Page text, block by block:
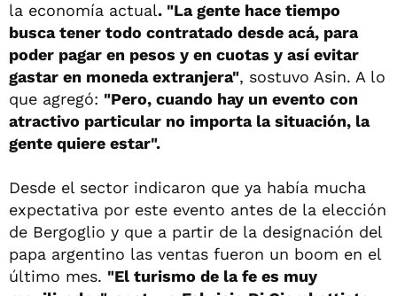
la economía actual. "La gente hace tiempo
busca tener todo contratado desde acá, para
poder pagar en pesos y en cuotas y así evitar
gastar en moneda extranjera", sostuvo Asin. A lo
que agregó: "Pero, cuando hay un evento con
atractivo particular no importa la situación, la
gente quiere estar".
Desde el sector indicaron que ya había mucha
expectativa por este evento antes de la elección
de Bergoglio y que a partir de la designación del
papa argentino las ventas fueron un boom en el
último mes. "El turismo de la fe es muy